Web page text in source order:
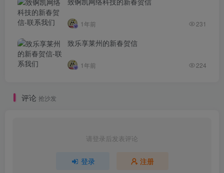
1年前 231
致乐享莱州的新春贺信
1年前 224
评论 抢沙发
请登录后发表评论
登录 注册